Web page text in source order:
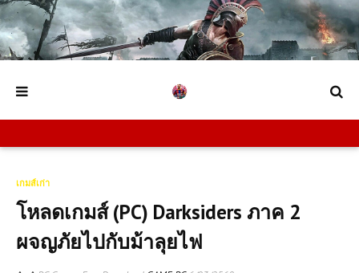
เกมส์เก่า
โหลดเกมส์ (PC) Darksiders ภาค 2
ผจญภัยไปกับม้าลุยไฟ